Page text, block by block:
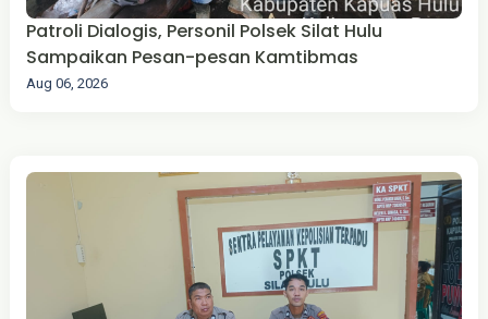
Patroli Dialogis, Personil Polsek Silat Hulu
Sampaikan Pesan-pesan Kamtibmas
Aug 06, 2026